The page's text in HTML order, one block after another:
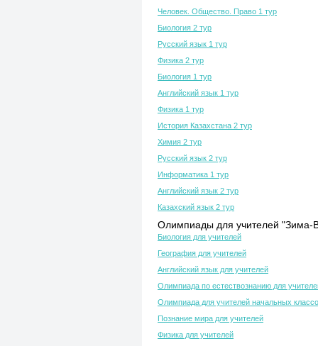
Человек. Общество. Право 1 тур
Биология 2 тур
Русский язык 1 тур
Физика 2 тур
Биология 1 тур
Английский язык 1 тур
Физика 1 тур
История Казахстана 2 тур
Химия 2 тур
Русский язык 2 тур
Информатика 1 тур
Английский язык 2 тур
Казахский язык 2 тур
Олимпиады для учителей "Зима-
Биология для учителей
География для учителей
Английский язык для учителей
Олимпиада по естествознанию для
Олимпиада для учителей начальных
Познание мира для учителей
Физика для учителей